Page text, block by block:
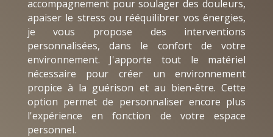
accompagnement pour soulager des douleurs,
apaiser le stress ou rééquilibrer vos énergies,
je vous propose des interventions
personnalisées, dans le confort de votre
environnement. J'apporte tout le matériel
nécessaire pour créer un environnement
propice à la guérison et au bien-être. Cette
option permet de personnaliser encore plus
l'expérience en fonction de votre espace
personnel.